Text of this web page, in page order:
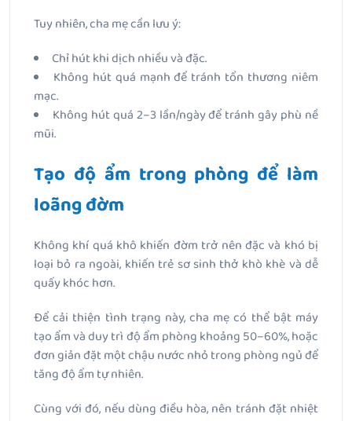
Tuy nhiên, cha mẹ cần lưu ý:
Chỉ hút khi dịch nhiều và đặc.
Không hút quá mạnh để tránh tổn thương niêm
mạc.
Không hút quá 2–3 lần/ngày để tránh gây phù nề
mũi.
Tạo độ ẩm trong phòng để làm
loãng đờm
Không khí quá khô khiến đờm trở nên đặc và khó bị
loại bỏ ra ngoài, khiến trẻ sơ sinh thở khò khè và dễ
quấy khóc hơn.
Để cải thiện tình trạng này, cha mẹ có thể bật máy
tạo ẩm và duy trì độ ẩm phòng khoảng 50–60%, hoặc
đơn giản đặt một chậu nước nhỏ trong phòng ngủ để
tăng độ ẩm tự nhiên.
Cùng với đó, nếu dùng điều hòa, nên tránh đặt nhiệt